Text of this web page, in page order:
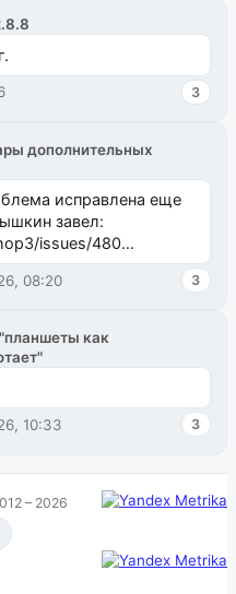
3
дополнительных
исправлена еще
завел:
issues/480
issues/481Исправим
08:20 3
как
10:33 3
– 2026